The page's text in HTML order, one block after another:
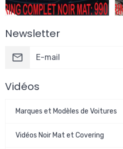
Newsletter
Vidéos
Marques et Modèles de Voitures
Vidéos Noir Mat et Covering